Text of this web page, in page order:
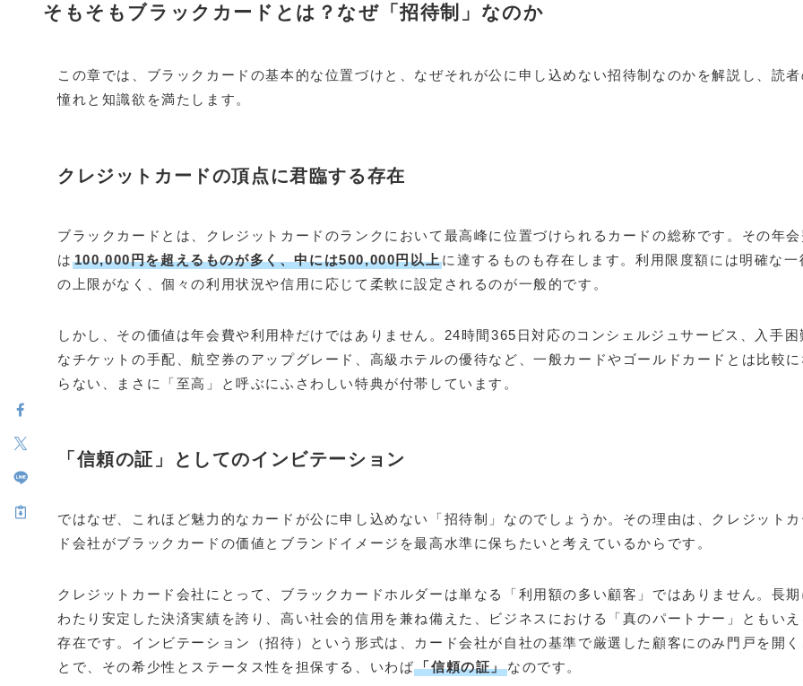
そもそもブラックカードとは？なぜ「招待制」なのか
この章では、ブラックカードの基本的な位置づけと、なぜそれが公に申し込めない招待制なのかを解説し、読者
憧れと知識欲を満たします。
クレジットカードの頂点に君臨する存在
ブラックカードとは、クレジットカードのランクにおいて最高峰に位置づけられるカードの総称です。その年会
は 100,000円を超えるものが多く、中には500,000円以上に達するものも存在します。利用限度額には明確な一
の上限がなく、個々の利用状況や信用に応じて柔軟に設定されるのが一般的です。
しかし、その価値は年会費や利用枠だけではありません。24時間365日対応のコンシェルジュサービス、入手困
なチケットの手配、航空券のアップグレード、高級ホテルの優待など、一般カードやゴールドカードとは比較に
らない、まさに「至高」と呼ぶにふさわしい特典が付帯しています。
「信頼の証」としてのインビテーション
ではなぜ、これほど魅力的なカードが公に申し込めない「招待制」なのでしょうか。その理由は、クレジットカ
ド会社がブラックカードの価値とブランドイメージを最高水準に保ちたいと考えているからです。
クレジットカード会社にとって、ブラックカードホルダーは単なる「利用額の多い顧客」ではありません。長期
わたり安定した決済実績を誇り、高い社会的信用を兼ね備えた、ビジネスにおける「真のパートナー」ともいえ
存在です。インビテーション（招待）という形式は、カード会社が自社の基準で厳選した顧客にのみ門戸を開く
とで、その希少性とステータス性を担保する、いわば「信頼の証」なのです。